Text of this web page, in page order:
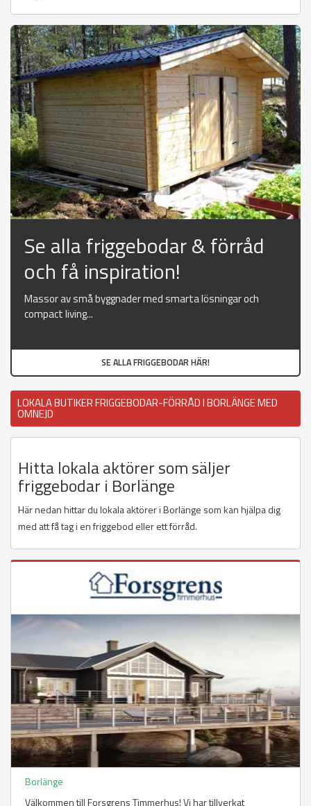
Se alla friggebodar & förråd
och få inspiration!
Massor av små byggnader med smarta lösningar och
compact living...
SE ALLA FRIGGEBODAR HÄR!
LOKALA BUTIKER FRIGGEBODAR-FÖRRÅD I BORLÄNGE MED
OMNEJD
Hitta lokala aktörer som säljer
friggebodar i Borlänge
Här nedan hittar du lokala aktörer i Borlänge som kan hjälpa dig
med att få tag i en friggebod eller ett förråd.
Borlänge
Välkommen till Forsgrens Timmerhus! Vi har tillverkat